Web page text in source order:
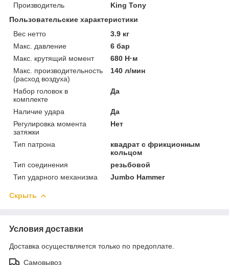
Производитель
King Tony
Пользовательские характеристики
Вес нетто
3.9 кг
Макс. давление
6 бар
Макс. крутящий момент
680 Н·м
Макс. производительность
(расход воздуха)
140 л/мин
Набор головок в
комплекте
Да
Наличие удара
Да
Регулировка момента
затяжки
Нет
Тип патрона
квадрат с фрикционным
кольцом
Тип соединения
резьбовой
Тип ударного механизма
Jumbo Hammer
Скрыть
Условия доставки
Доставка осуществляется только по предоплате.
Самовывоз